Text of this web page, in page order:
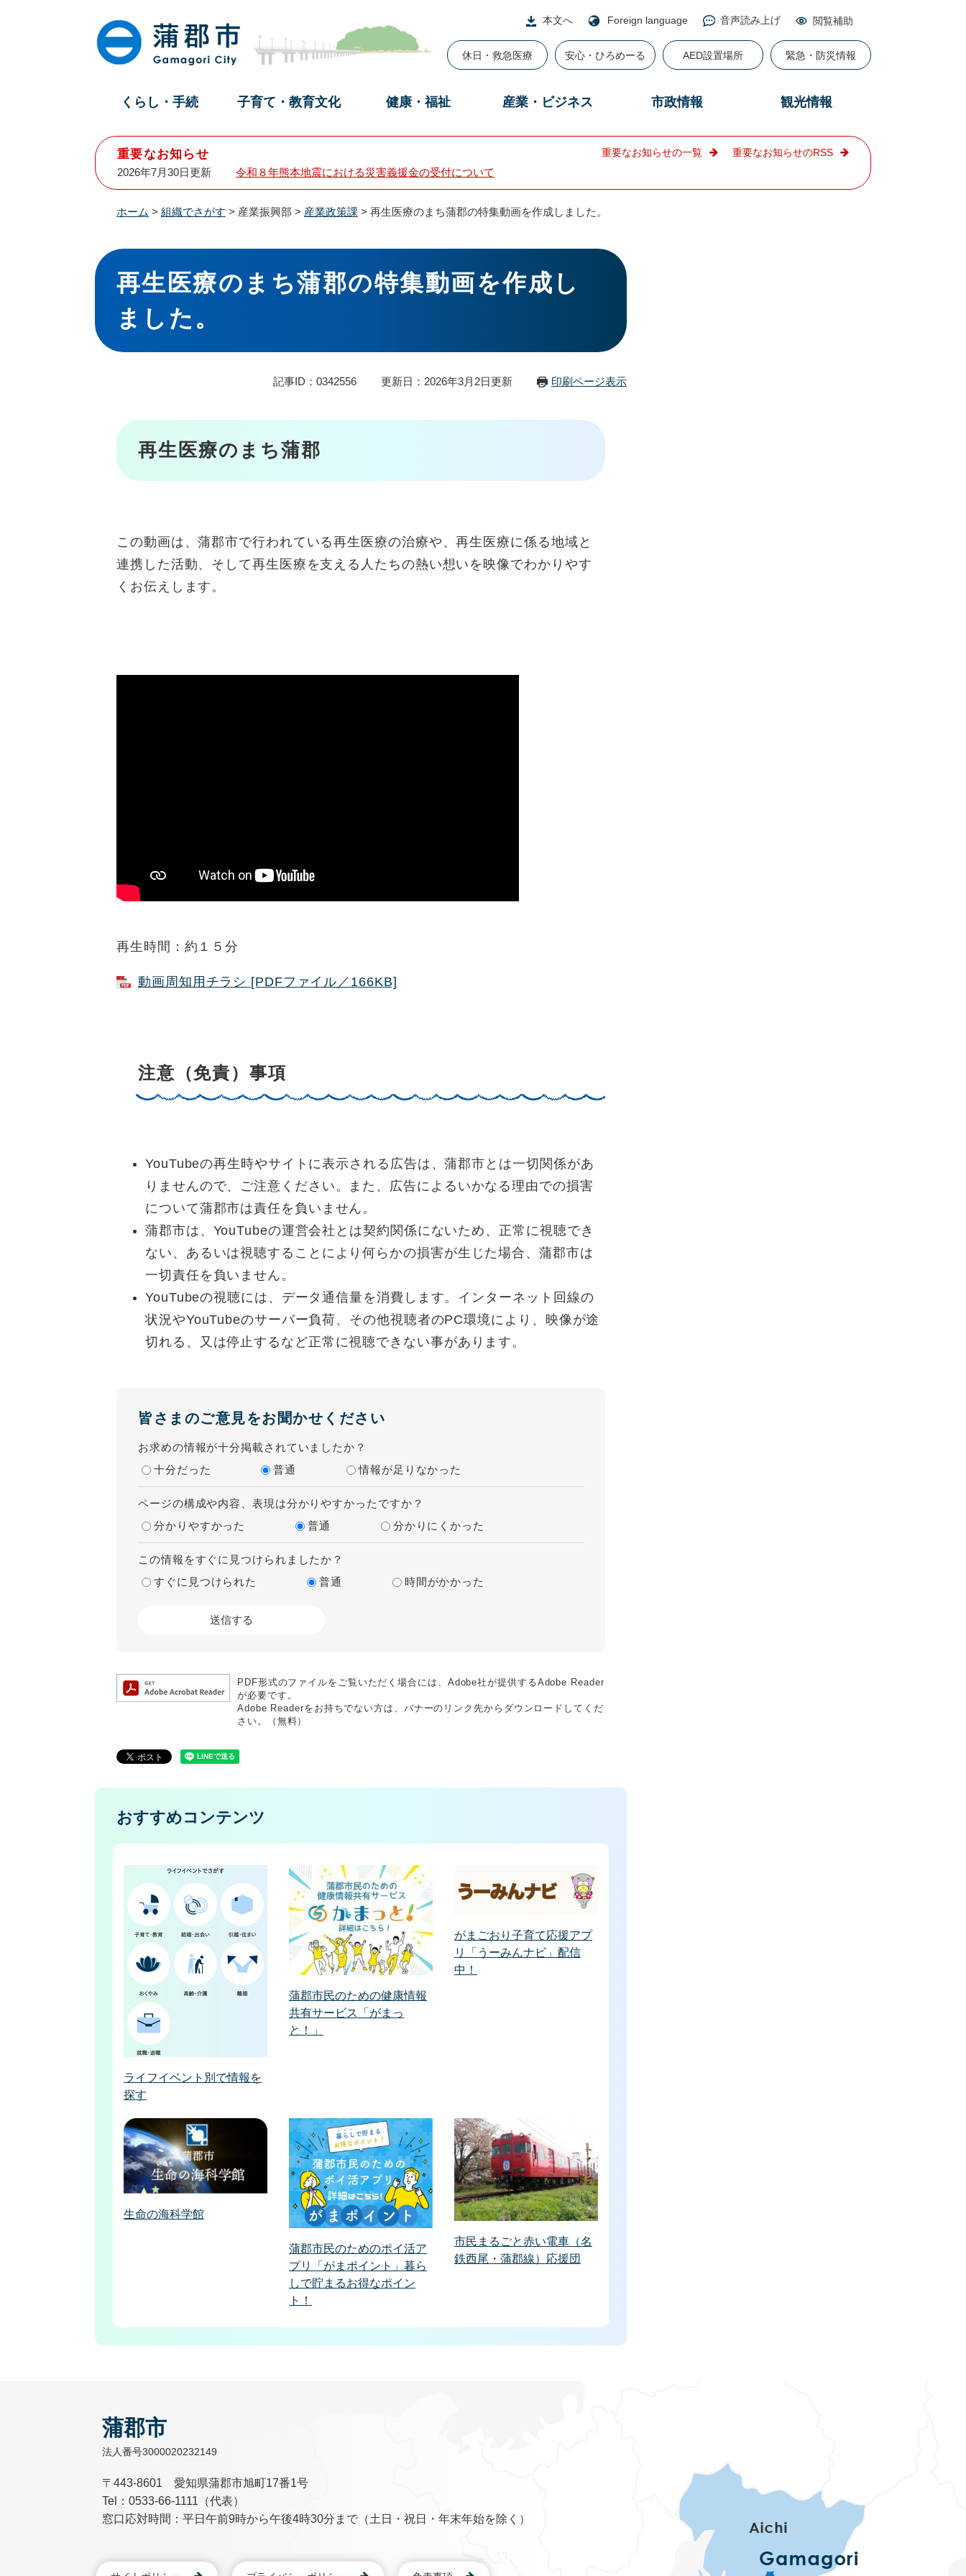
本文へ Foreign language 音声読み上げ 閲覧補助
休日・救急医療 安心・ひろめーる AED設置場所 緊急・防災情報
くらし・手続 子育て・教育文化 健康・福祉 産業・ビジネス 市政情報 観光情報
重要なお知らせ
2026年7月30日更新 令和８年熊本地震における災害義援金の受付について
重要なお知らせの一覧 重要なお知らせのRSS
ホーム > 組織でさがす > 産業振興部 > 産業政策課 > 再生医療のまち蒲郡の特集動画を作成しました。
本
文
再生医療のまち蒲郡の特集動画を作成し
ました。
記事ID：0342556 更新日：2026年3月2日更新 印刷ページ表示
再生医療のまち蒲郡
この動画は、蒲郡市で行われている再生医療の治療や、再生医療に係る地域と
連携した活動、そして再生医療を支える人たちの熱い想いを映像でわかりやす
くお伝えします。
再生時間：約１５分
動画周知用チラシ [PDFファイル／166KB]
注意（免責）事項
YouTubeの再生時やサイトに表示される広告は、蒲郡市とは一切関係があ
りませんので、ご注意ください。また、広告によるいかなる理由での損害
について蒲郡市は責任を負いません。
蒲郡市は、YouTubeの運営会社とは契約関係にないため、正常に視聴でき
ない、あるいは視聴することにより何らかの損害が生じた場合、蒲郡市は
一切責任を負いません。
YouTubeの視聴には、データ通信量を消費します。インターネット回線の
状況やYouTubeのサーバー負荷、その他視聴者のPC環境により、映像が途
切れる、又は停止するなど正常に視聴できない事があります。
皆さまのご意見をお聞かせください
お求めの情報が十分掲載されていましたか？
十分だった
普通 情報が足りなかった
ページの構成や内容、表現は分かりやすかったですか？
分かりやすかった
普通 分かりにくかった
この情報をすぐに見つけられましたか？
すぐに見つけられた
普通 時間がかかった
PDF形式のファイルをご覧いただく場合には、Adobe社が提供するAdobe Reader
が必要です。
Adobe Readerをお持ちでない方は、バナーのリンク先からダウンロードしてくだ
さい。（無料）
おすすめコンテンツ
ライフイベント別で情報を
探す
蒲郡市民のための健康情報
共有サービス「がまっ
と！」
がまごおり子育て応援アプ
リ「うーみんナビ」配信
中！
生命の海科学館
蒲郡市民のためのポイ活ア
プリ「がまポイント」暮ら
しで貯まるお得なポイン
ト！
市民まるごと赤い電車（名
鉄西尾・蒲郡線）応援団
蒲郡市
法人番号3000020232149
〒443-8601 愛知県蒲郡市旭町17番1号
Tel：0533-66-1111（代表）
窓口応対時間：平日午前9時から午後4時30分まで（土日・祝日・年末年始を除く）